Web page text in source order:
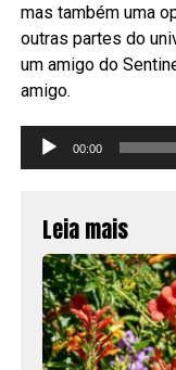
mas também uma
outras partes do
um amigo do
amigo.
Tocador
00:00
Leia mais